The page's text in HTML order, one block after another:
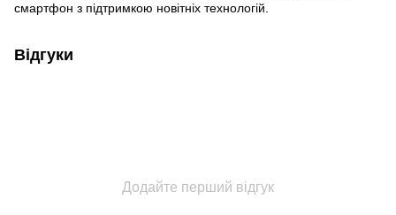
смартфон з підтримкою новітніх технологій.
Відгуки
Додайте перший відгук